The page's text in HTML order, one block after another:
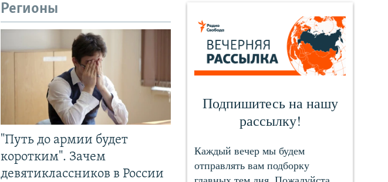
Регионы
"Путь до армии будет
коротким". Зачем
девятиклассников в России